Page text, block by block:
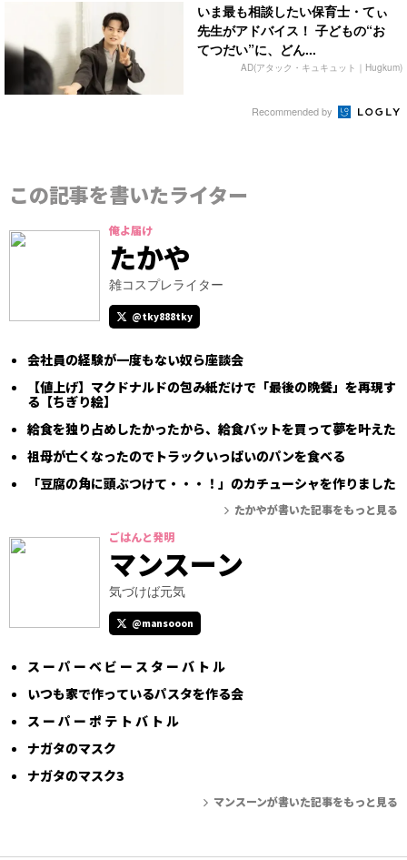
いま最も相談したい保育士・てぃ
先生がアドバイス！ 子どもの“お
てつだい”に、どん...
AD(アタック・キュキュット｜Hugkum)
Recommended by
この記事を書いたライター
俺よ届け
たかや
雑コスプレライター
@tky888tky
会社員の経験が一度もない奴ら座談会
【値上げ】マクドナルドの包み紙だけで「最後の晩餐」を再現す
る【ちぎり絵】
給食を独り占めしたかったから、給食バットを買って夢を叶えた
祖母が亡くなったのでトラックいっぱいのパンを食べる
「豆腐の角に頭ぶつけて・・・！」のカチューシャを作りました
たかやが書いた記事をもっと見る
ごはんと発明
マンスーン
気づけば元気
@mansooon
ス ー パ ー ベ ビ ー ス タ ー バ ト ル
いつも家で作っているパスタを作る会
ス ー パ ー ポ テ ト バ ト ル
ナガタのマスク
ナガタのマスク3
マンスーンが書いた記事をもっと見る